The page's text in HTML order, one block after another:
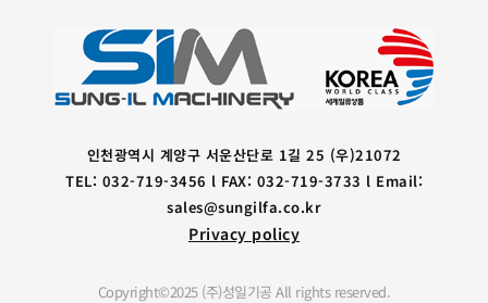
인천광역시 계양구 서운산단로 1길 25 (우)21072
TEL: 032-719-3456 l FAX: 032-719-3733 l Email:
sales@sungilfa.co.kr
Privacy policy
Copyright©2025 (주)성일기공 All rights reserved.